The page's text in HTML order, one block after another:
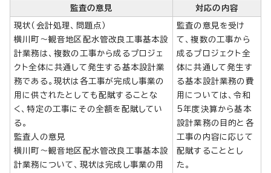
監査の意見 対応の内容
現状（会計処理、問題点）
横川町～観音地区配水管改良工事基本設
計業務は、複数の工事から成るプロジェ
クト全体に共通して発生する基本設計業
務である。現状は各工事が完成し事業の
用に供されたとしても配賦することな
く、特定の工事にその全額を配賦してい
る。
監査人の意見
横川町～観音地区配水管改良工事基本設
計業務について、現状は完成し事業の用
監査の意見を受け
て、複数の工事から
成るプロジェクト全
体に共通して発生す
る基本設計業務の費
用については、令和
5年度決算から基本
設計業務の目的と各
工事の内容に応じて
配賦することとし
た。